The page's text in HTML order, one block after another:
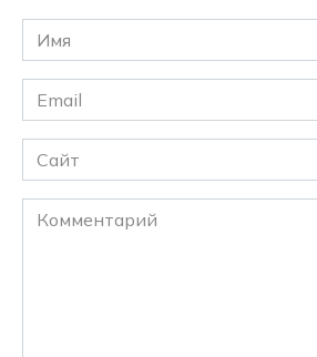
Имя
*
Email
*
Сайт
Комментарий